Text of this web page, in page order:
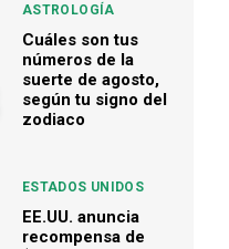
ASTROLOGÍA
Cuáles son tus
números de la
suerte de agosto,
según tu signo del
zodiaco
ESTADOS UNIDOS
EE.UU. anuncia
recompensa de